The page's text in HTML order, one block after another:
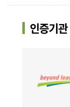
인증기관